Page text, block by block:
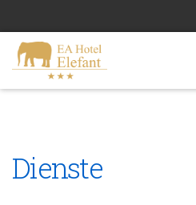
Dienste